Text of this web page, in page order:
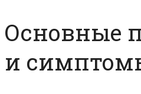
Основные
и